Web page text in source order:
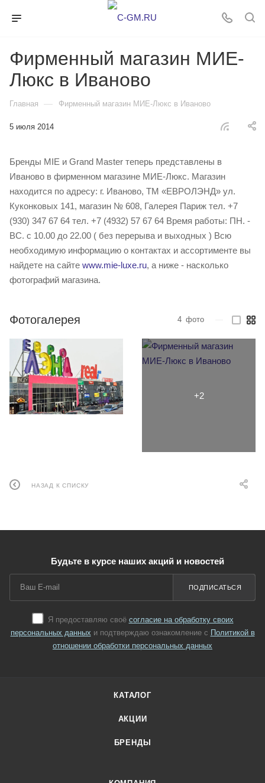
Фирменный магазин МИЕ-
Люкс в Иваново
Главная — Фирменный магазин МИЕ-Люкс в Иваново
5 июля 2014
Бренды MIE и Grand Master теперь представлены в
Иваново в фирменном магазине МИЕ-Люкс. Магазин
находится по адресу: г. Иваново, ТМ «ЕВРОЛЭНД» ул.
Куконковых 141, магазин № 608, Галерея Париж тел. +7
(930) 347 67 64 тел. +7 (4932) 57 67 64 Время работы: ПН. -
ВС. с 10.00 до 22.00 ( без перерыва и выходных ) Всю
необходимую информацию о контактах и ассортименте вы
найдете на сайте www.mie-luxe.ru, а ниже - насколько
фотографий магазина.
Фотогалерея 4 фото
НАЗАД К СПИСКУ
Будьте в курсе наших акций и новостей
Я предоставляю своё согласие на обработку своих
персональных данных и подтверждаю ознакомление с Политикой в
отношении обработки персональных данных
ПОДПИСАТЬСЯ
КАТАЛОГ
АКЦИИ
БРЕНДЫ